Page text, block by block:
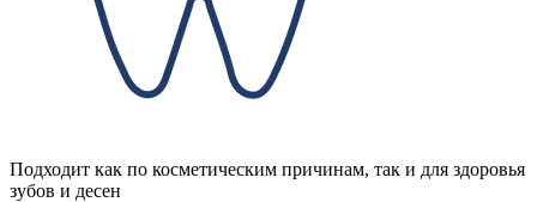
Подходит как по косметическим причинам, так и для здоровья
зубов и десен